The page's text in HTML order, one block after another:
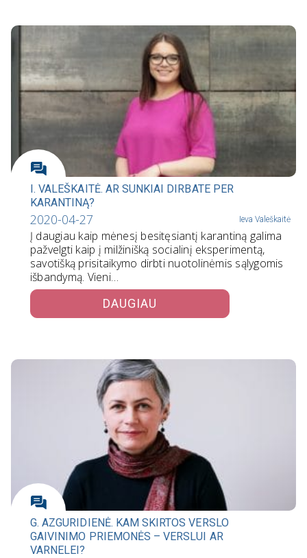
I. VALEŠKAITĖ. AR SUNKIAI DIRBATE PER
KARANTINĄ?
2020-04-27 Ieva Valeškaitė
Į daugiau kaip mėnesį besitęsiantį karantiną galima
pažvelgti kaip į milžinišką socialinį eksperimentą,
savotišką prisitaikymo dirbti nuotolinėmis sąlygomis
išbandymą. Vieni…
DAUGIAU
G. AZGURIDIENĖ. KAM SKIRTOS VERSLO
GAIVINIMO PRIEMONĖS – VERSLUI AR
VARNELEI?